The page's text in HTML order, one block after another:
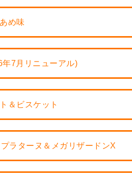
め味
7月リニューアル)
＆ビスケット
ラターヌ＆メガリザードンX